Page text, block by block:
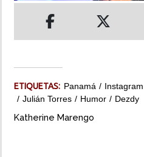
MULTIMEDIA
ETIQUETAS: Panamá Instagram
Julián Torres
Humor Dezdy
Katherine Marengo